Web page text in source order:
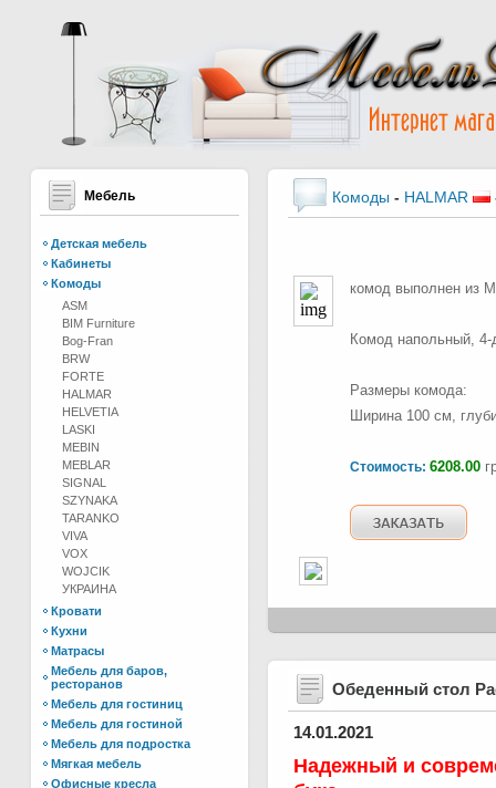
Мебель
Детская мебель
Кабинеты
Комоды
ASM
BIM Furniture
Bog-Fran
BRW
FORTE
HALMAR
HELVETIA
LASKI
MEBIN
MEBLAR
SIGNAL
SZYNAKA
TARANKO
VIVA
VOX
WOJCIK
УКРАИНА
Кровати
Кухни
Матрасы
Мебель для баров,
ресторанов
Мебель для гостиниц
Мебель для гостиной
Мебель для подростка
Мягкая мебель
Офисные кресла
Комоды - HALMAR
комод выполнен из
Комод напольный,
Размеры комода:
Ширина 100 см,
Стоимость: 6208.00
Обеденный стол
14.01.2021
Надежный и